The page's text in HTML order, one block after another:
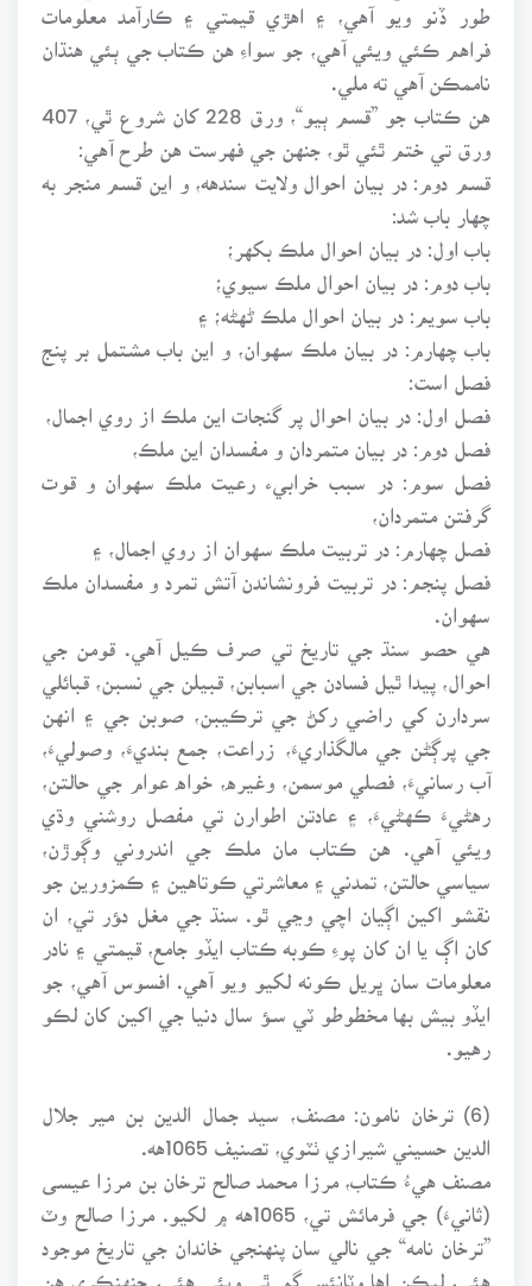
طور ڏنو ويو آهي، ۽ اهڙي قيمتي ۽ ڪارآمد معلومات
فراهم ڪئي ويئي آهي، جو سواءِ هن ڪتاب جي ٻئي هنڌان
ناممڪن آهي ته ملي.
هن ڪتاب جو ”قسم ٻيو“، ورق 228 کان شروع ٿي، 407
ورق تي ختم ٿئي ٿو، جنهن جي فهرست هن طرح آهي:
قسم دوم: در بيان احوال ولايت سندهه، و اين قسم منجر به
چهار باب شد:
باب اول: در بيان احوال ملڪ بکهر؛
باب دوم: در بيان احوال ملڪ سيوي؛
باب سويم: در بيان احوال ملڪ ڻهڻه؛ ۽
باب چهارم: در بيان ملڪ سهوان، و اين باب مشتمل بر پنج
فصل است:
فصل اول: در بيان احوال پر گنجات اين ملڪ از روي اجمال،
فصل دوم: در بيان متمردان و مفسدان اين ملڪ،
فصل سوم: در سبب خرابيء رعيت ملڪ سهوان و قوت
گرفتن متمردان،
فصل چهارم: در تربيت ملڪ سهوان از روي اجمال، ۽
فصل پنجم: در تربيت فرونشاندن آتش تمرد و مفسدان ملڪ
سهوان.
هي حصو سنڌ جي تاريخ تي صرف ڪيل آهي. قومن جي
احوال، پيدا ٿيل فسادن جي اسبابن، قبيلن جي نسبن، قبائلي
سردارن کي راضي رکڻ جي ترڪيبن، صوبن جي ۽ انهن
جي پرڳڻن جي مالگذاريءَ، زراعت، جمع بنديءَ، وصوليءَ،
آب رسانيءَ، فصلي موسمن، وغيره، خواه عوام جي حالتن،
رهڻيءَ ڪهڻيءَ، ۽ عادتن اطوارن تي مفصل روشني وڌي
ويئي آهي. هن ڪتاب مان ملڪ جي اندروني وڳوڙن،
سياسي حالتن، تمدني ۽ معاشرتي ڪوتاهين ۽ ڪمزورين جو
نقشو اکين اڳيان اچي وڃي ٿو. سنڌ جي مغل دﺆر تي، ان
کان اڳ يا ان کان پوءِ ڪوبه ڪتاب ايڏو جامع، قيمتي ۽ نادر
معلومات سان ڀريل ڪونه لکيو ويو آهي. افسوس آهي، جو
ايڏو بيش بها مخطوطو ٽي سـﺆ سال دنيا جي اکين کان لڪو
(6) ترخان نامون: مصنف، سيد جمال الدين بن مير جلال
الدين حسيني شيرازي ٺٽوي، تصنيف 1065هه.
مصنف هيءُ ڪتاب، مرزا محمد صالح ترخان بن مرزا عيسى
(ثانيءَ) جي فرمائش تي، 1065هه ۾ لکيو. مرزا صالح وٽ
”ترخان نامه“ جي نالي سان پنهنجي خاندان جي تاريخ موجود
هئي، ليڪن اها وٽانئس گم ٿي ويئي هئي، جنهنڪري هن